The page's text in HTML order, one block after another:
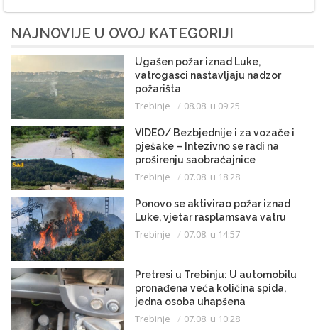
NAJNOVIJE U OVOJ KATEGORIJI
Ugašen požar iznad Luke,
vatrogasci nastavljaju nadzor
požarišta
Trebinje 08.08. u 09:25
VIDEO/ Bezbjednije i za vozače i
pješake – Intezivno se radi na
proširenju saobraćajnice
Trebinje 07.08. u 18:28
Ponovo se aktivirao požar iznad
Luke, vjetar rasplamsava vatru
Trebinje 07.08. u 14:57
Pretresi u Trebinju: U automobilu
pronađena veća količina spida,
jedna osoba uhapšena
Trebinje 07.08. u 10:28